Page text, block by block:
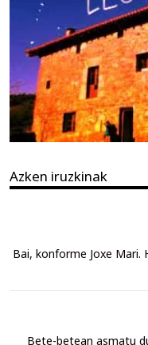
Azken iruzkinak
Bai, konforme Joxe Mari.
Bete-betean asmatu